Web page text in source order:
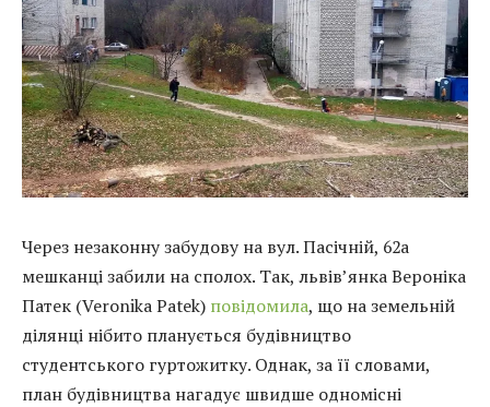
Через незаконну забудову на вул. Пасічній, 62а
мешканці забили на сполох. Так, львів’янка Вероніка
Патек (Veronika Patek) повідомила, що на земельній
ділянці нібито планується будівництво
студентського гуртожитку. Однак, за її словами,
план будівництва нагадує швидше одномісні